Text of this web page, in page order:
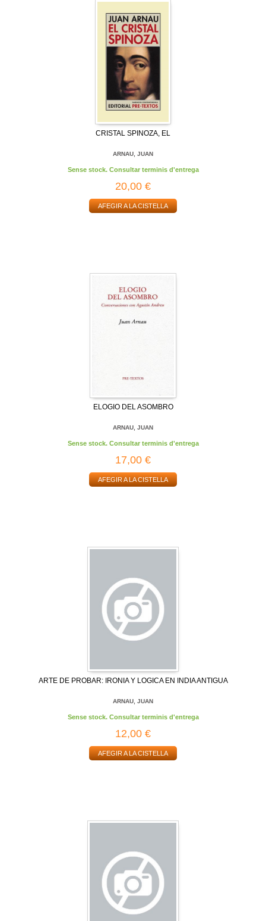
CRISTAL SPINOZA, EL
ARNAU, JUAN
Sense stock. Consultar terminis d'entrega
20,00 €
AFEGIR A LA CISTELLA
ELOGIO DEL ASOMBRO
ARNAU, JUAN
Sense stock. Consultar terminis d'entrega
17,00 €
AFEGIR A LA CISTELLA
ARTE DE PROBAR: IRONIA Y LOGICA EN INDIA ANTIGUA
ARNAU, JUAN
Sense stock. Consultar terminis d'entrega
12,00 €
AFEGIR A LA CISTELLA